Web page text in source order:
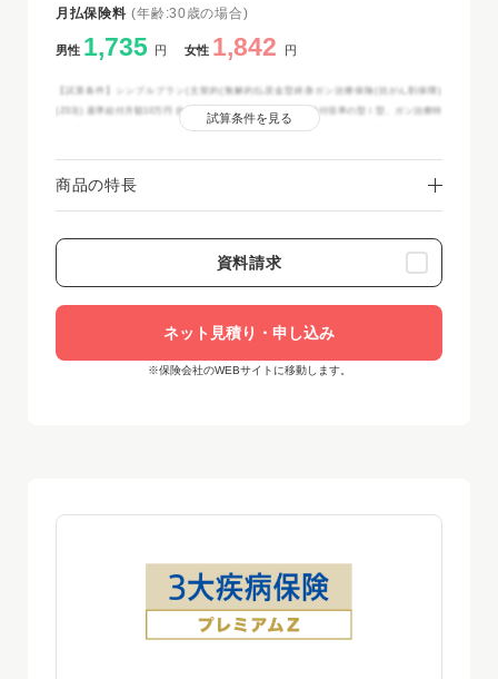
月払保険料 (年齢:30歳の場合)
男性 1,735 円 女性 1,842 円
【試算条件】シンプルプラン(主契約(無解約払戻金型終身ガン治療保険(抗がん剤保障)
(Z03)) 基準給付月額10万円 自由診療抗がん剤治療給付金の給付倍率の型Ⅰ型、ガン治療特
約、悪性新生物保険料払込免除特約(Z03)、ガン先進医療特約(Z06)、ガン通院特約(Z03)ガ
試算条件を見る
商品の特長
資料請求
ネット見積り・申し込み
※保険会社のWEBサイトに移動します。